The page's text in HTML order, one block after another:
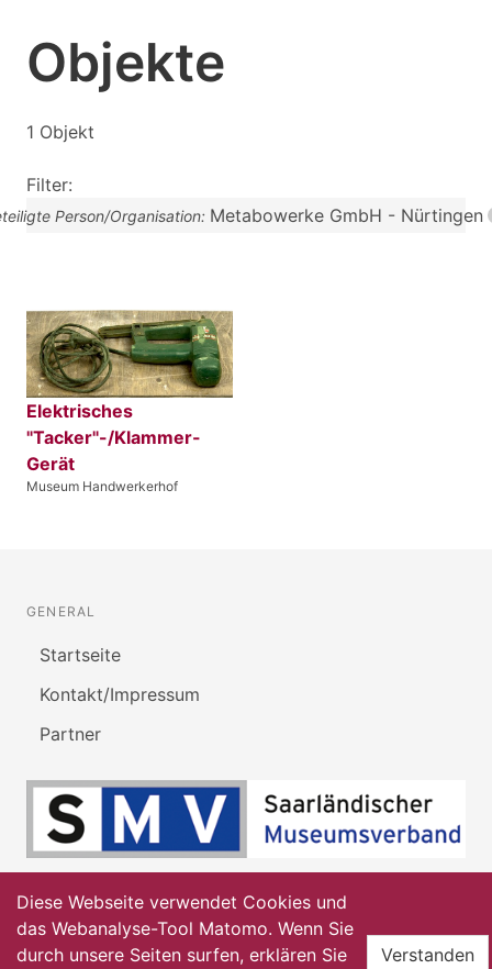
Objekte
1 Objekt
Filter:
Person/Organisation: Metabowerke GmbH - Nürtingen
Elektrisches
"Tacker"-/Klammer-
Gerät
Museum Handwerkerhof
GENERAL
Startseite
Kontakt/Impressum
Partner
Diese Webseite verwendet Cookies und
das Webanalyse-Tool Matomo. Wenn Sie
durch unsere Seiten surfen, erklären Sie
Verstanden